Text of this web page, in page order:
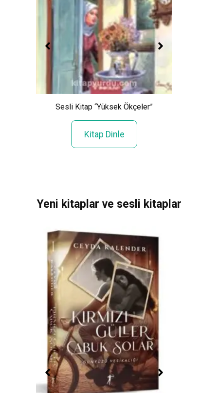
Sesli Kitap “Yüksek Ökçeler”
Kitap Dinle
Yeni kitaplar ve sesli kitaplar